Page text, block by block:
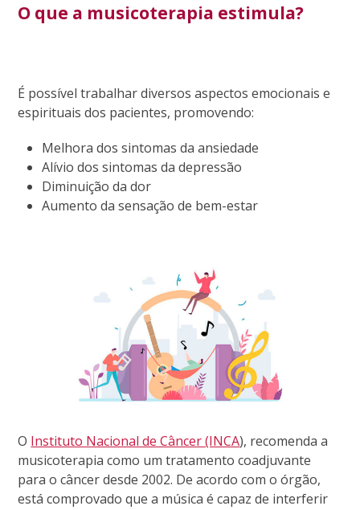
O que a musicoterapia estimula?
É possível trabalhar diversos aspectos emocionais e
espirituais dos pacientes, promovendo:
Melhora dos sintomas da ansiedade
Alívio dos sintomas da depressão
Diminuição da dor
Aumento da sensação de bem-estar
O Instituto Nacional de Câncer (INCA), recomenda a
musicoterapia como um tratamento coadjuvante
para o câncer desde 2002. De acordo com o órgão,
está comprovado que a música é capaz de interferir